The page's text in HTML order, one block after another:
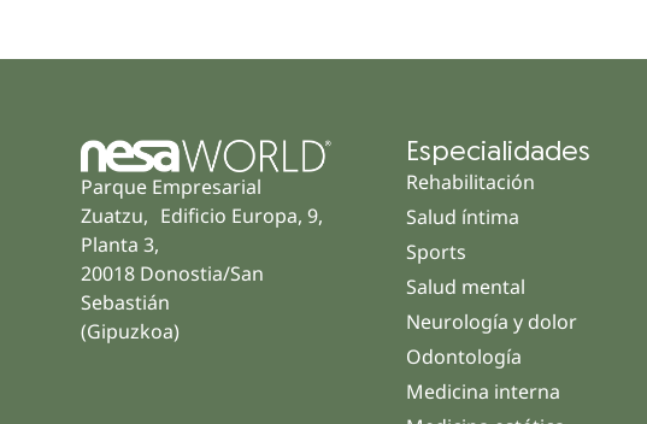
Parque Empresarial
Zuatzu, Edificio Europa, 9,
Planta 3,
20018 Donostia/San
Sebastián
(Gipuzkoa)
Especialidades
Rehabilitación
Salud íntima
Sports
Salud mental
Neurología y dolor
Odontología
Medicina interna